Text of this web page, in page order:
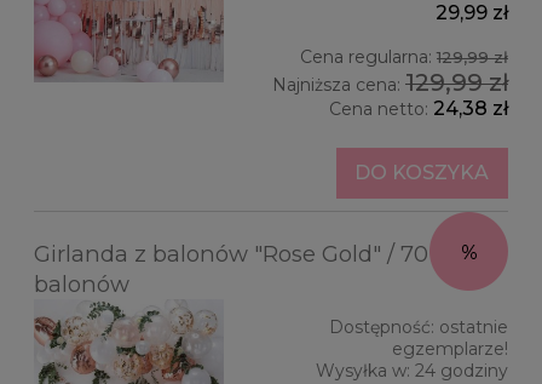
29,99 zł
Cena regularna: 129,99 zł
Najniższa cena: 129,99 zł
Cena netto: 24,38 zł
DO KOSZYKA
Girlanda z balonów "Rose Gold" / 70 szt.
balonów
Dostępność: ostatnie
egzemplarze!
Wysyłka w: 24 godziny